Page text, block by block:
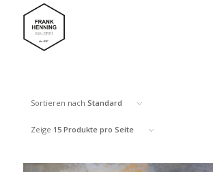
Sortieren nach Standard
Zeige 15 Produkte pro Seite